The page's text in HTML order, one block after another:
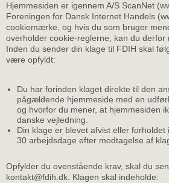
Hjemmesiden er igennem A/S ScanNet
Foreningen for Dansk Internet Handels
cookiemærke, og hvis du som bruger
overholder cookie-reglerne, kan du derfor
Inden du sender din klage til FDIH skal
være opfyldt:
Du har forinden klaget direkte til den
pågældende hjemmeside med en
og hvorfor du mener, at hjemmesiden
danske vejledning.
Din klage er blevet afvist eller
30 arbejdsdage efter modtagelse af
Opfylder du ovenstående krav, skal du
kontakt@fdih.dk. Klagen skal indeholde: